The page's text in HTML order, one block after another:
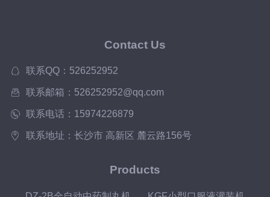
Contact Us
联系QQ：526252952
联系邮箱：526252952@qq.com
联系电话：15974226879
联系地址：长沙市 高新区 麓云路156号
Products